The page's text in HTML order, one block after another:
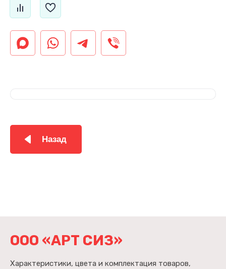
Назад
ООО «АРТ СИЗ»
Характеристики, цвета и комплектация товаров,